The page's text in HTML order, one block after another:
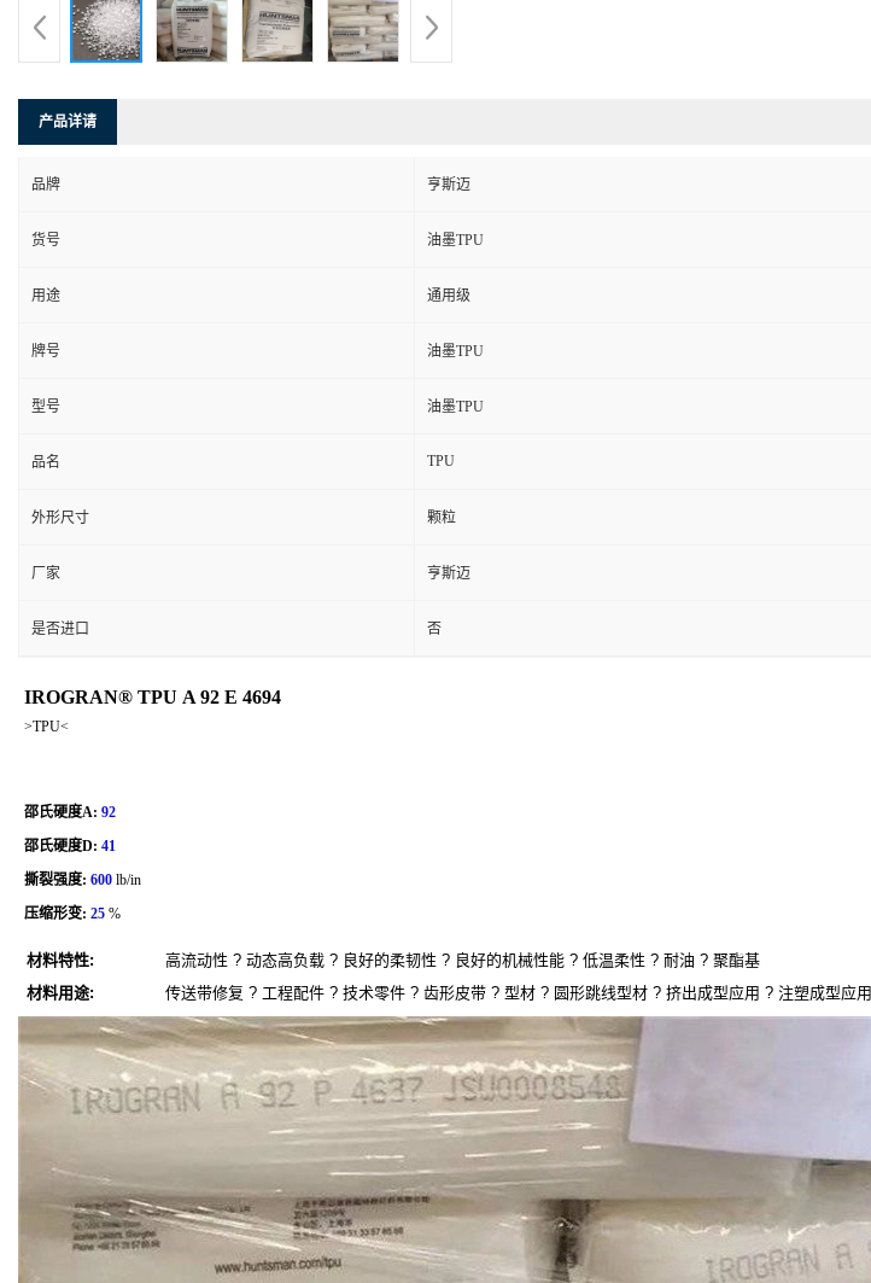
产品详请
品牌 亨斯迈
货号 油墨TPU
用途 通用级
牌号 油墨TPU
型号 油墨TPU
品名 TPU
外形尺寸 颗粒
厂家 亨斯迈
是否进口 否
IROGRAN® TPU A 92 E 4694
>TPU<
邵氏硬度A: 92
邵氏硬度D: 41
撕裂强度: 600 lb/in
压缩形变: 25 %
材料特性:
高流动性 ? 动态高负载 ? 良好的柔韧性 ? 良好的机械性能 ? 低温柔性 ? 耐油 ? 聚酯基
材料用途:
传送带修复 ? 工程配件 ? 技术零件 ? 齿形皮带 ? 型材 ? 圆形跳线型材 ? 挤出成型应用 ? 注塑成型应用